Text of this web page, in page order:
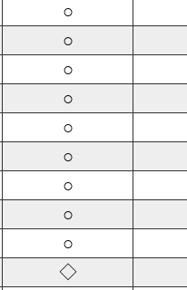
○
○
○
○
○
○
○
○
○
◇